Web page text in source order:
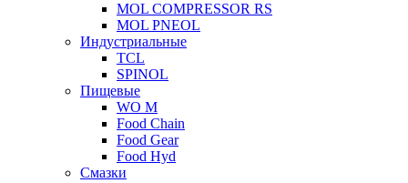
MOL COMPRESSOR RS
MOL PNEOL
Индустриальные
TCL
SPINOL
Пищевые
WO M
Food Chain
Food Gear
Food Hyd
Смазки